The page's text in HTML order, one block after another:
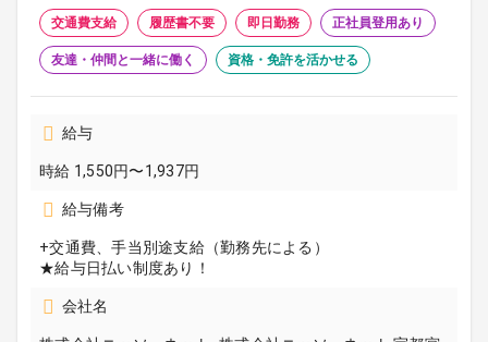
交通費支給 履歴書不要 即日勤務 正社員登用あり
友達・仲間と一緒に働く 資格・免許を活かせる
給与
時給 1,550円〜1,937円
給与備考
+交通費、手当別途支給（勤務先による）
★給与日払い制度あり！
会社名